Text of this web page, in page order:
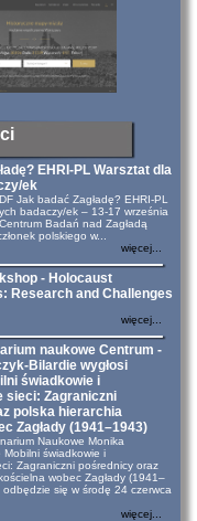
EHRI-PL Warsztat dla
ek
Jak badać Zagładę? EHRI-PL
badaczy/ek – 13-17 września
Badań nad Zagładą
polskiego w...
więcej...
- Holocaust
Research and Challenges
więcej...
naukowe Centrum -
Bilardie wygłosi
świadkowie i
sieci: Zagraniczni
polska hierarchia
Zagłady (1941–1943)
Naukowe Monika
Mobilni świadkowie i
Zagraniczni pośrednicy oraz
wobec Zagłady (1941–
się w środę 24 czerwca
więcej...